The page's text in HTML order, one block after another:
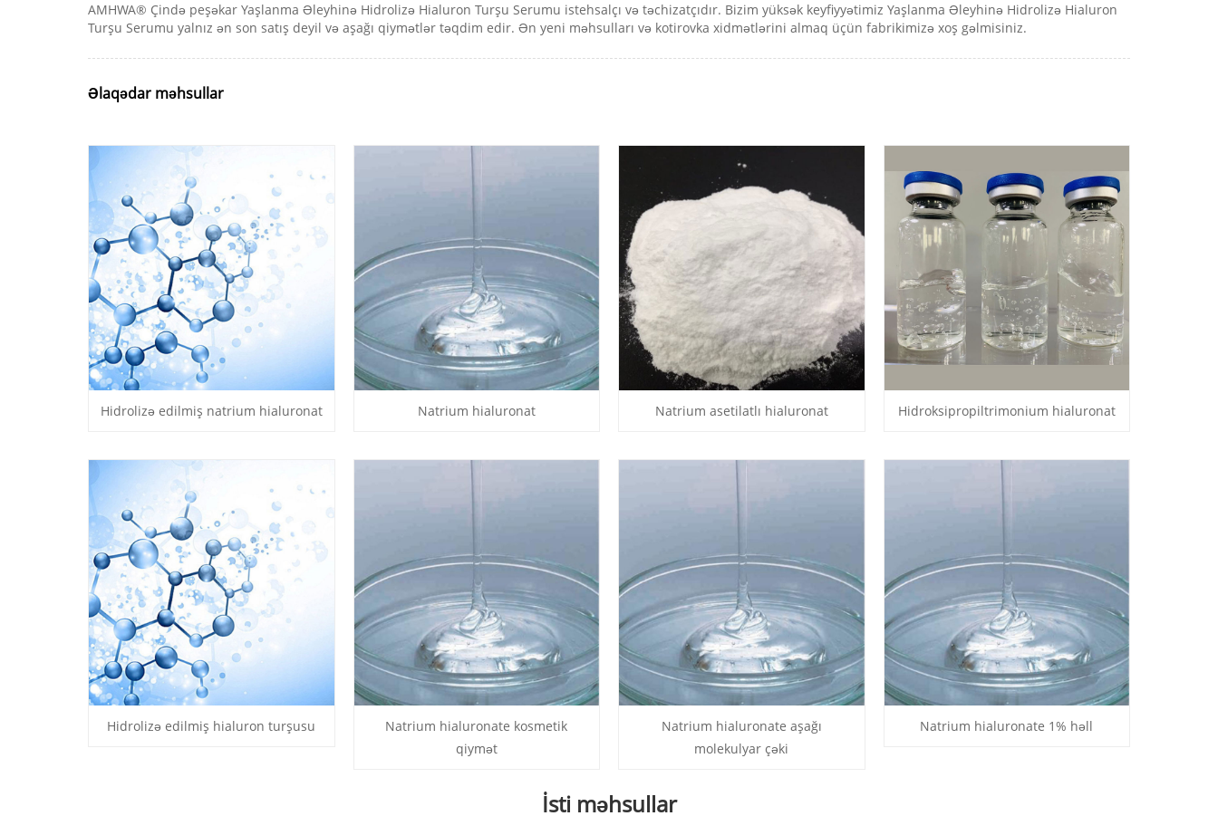
AMHWA® Çində peşəkar Yaşlanma Əleyhinə Hidrolizə Hialuron Turşu Serumu istehsalçı və təchizatçıdır. Bizim yüksək keyfiyyətimiz Yaşlanma Əleyhinə Hidrolizə Hialuron
Turşu Serumu yalnız ən son satış deyil və aşağı qiymətlər təqdim edir. Ən yeni məhsulları və kotirovka xidmətlərini almaq üçün fabrikimizə xoş gəlmisiniz.
Əlaqədar məhsullar
Hidrolizə edilmiş natrium hialuronat Natrium hialuronat Natrium asetilatlı hialuronat Hidroksipropiltrimonium hialuronat
Hidrolizə edilmiş hialuron turşusu
Natrium hialuronate kosmetik
qiymət
Natrium hialuronate aşağı
molekulyar çəki
Natrium hialuronate 1% həll
İsti məhsullar